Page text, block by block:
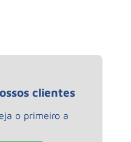
clientes
o primeiro a